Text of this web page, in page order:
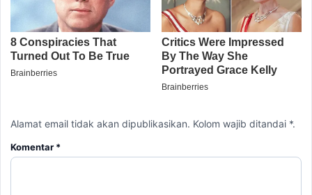
Alamat email tidak akan dipublikasikan. Kolom wajib ditandai *.
Komentar *